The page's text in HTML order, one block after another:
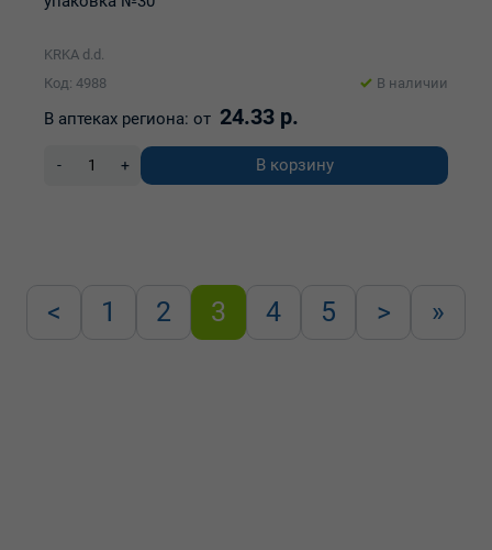
KRKA d.d.
Код: 4988
В наличии
В аптеках региона: от 24.33 р.
- + В корзину
< 1 2 3 4 5 > »